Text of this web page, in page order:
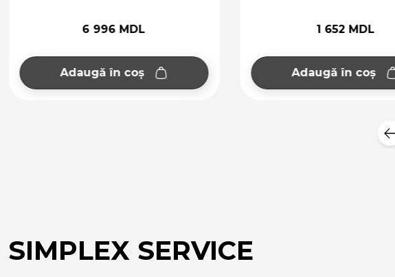
6 996 MDL
Adaugă în coș
1 652 MDL
Adaugă în coș
SIMPLEX SERVICE